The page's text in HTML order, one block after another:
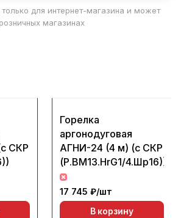
для интернет-магазина и может
магазинах
СКР
Горелка
аргонодуговая
АГНИ-24 (4 м) (с СКР
(Р.ВМ13.HrG1/4.Шр16))
17 745 ₽/шт
В корзину